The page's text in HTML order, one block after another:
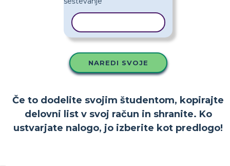
NAREDI SVOJE
Če to dodelite svojim študentom, kopirajte
delovni list v svoj račun in shranite. Ko
ustvarjate nalogo, jo izberite kot predlogo!